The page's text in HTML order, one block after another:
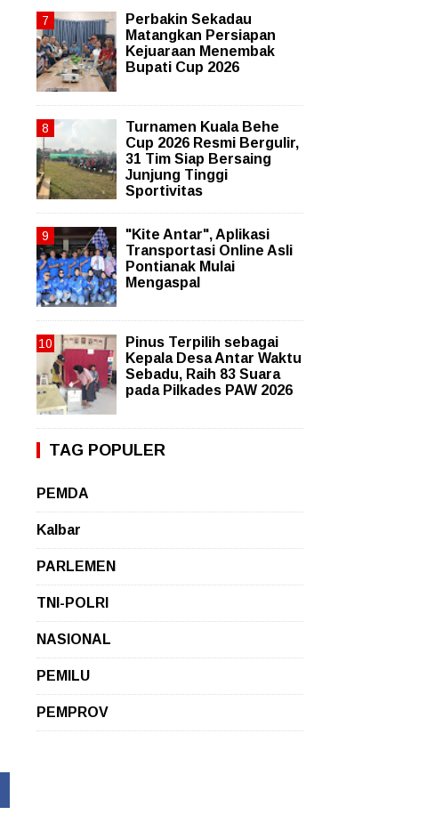
Perbakin Sekadau
Matangkan Persiapan
Kejuaraan Menembak
Bupati Cup 2026
Turnamen Kuala Behe
Cup 2026 Resmi Bergulir,
31 Tim Siap Bersaing
Junjung Tinggi
Sportivitas
"Kite Antar", Aplikasi
Transportasi Online Asli
Pontianak Mulai
Mengaspal
Pinus Terpilih sebagai
Kepala Desa Antar Waktu
Sebadu, Raih 83 Suara
pada Pilkades PAW 2026
TAG POPULER
PEMDA
Kalbar
PARLEMEN
TNI-POLRI
NASIONAL
PEMILU
PEMPROV